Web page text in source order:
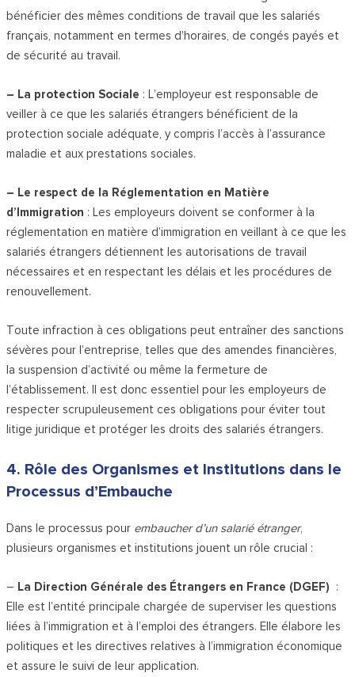
bénéficier des mêmes conditions de travail que les salariés
français, notamment en termes d’horaires, de congés payés et
de sécurité au travail.
– La protection Sociale : L’employeur est responsable de
veiller à ce que les salariés étrangers bénéficient de la
protection sociale adéquate, y compris l’accès à l’assurance
maladie et aux prestations sociales.
– Le respect de la Réglementation en Matière
d’Immigration : Les employeurs doivent se conformer à la
réglementation en matière d’immigration en veillant à ce que les
salariés étrangers détiennent les autorisations de travail
nécessaires et en respectant les délais et les procédures de
renouvellement.
Toute infraction à ces obligations peut entraîner des sanctions
sévères pour l’entreprise, telles que des amendes financières,
la suspension d’activité ou même la fermeture de
l’établissement. Il est donc essentiel pour les employeurs de
respecter scrupuleusement ces obligations pour éviter tout
litige juridique et protéger les droits des salariés étrangers.
4. Rôle des Organismes et Institutions dans le
Processus d’Embauche
Dans le processus pour embaucher d’un salarié étranger,
plusieurs organismes et institutions jouent un rôle crucial :
– La Direction Générale des Étrangers en France (DGEF) :
Elle est l’entité principale chargée de superviser les questions
liées à l’immigration et à l’emploi des étrangers. Elle élabore les
politiques et les directives relatives à l’immigration économique
et assure le suivi de leur application.